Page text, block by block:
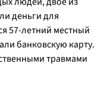
деньги для
57-летний местный
банковскую карту.
травмами